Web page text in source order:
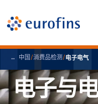
... 中国 /消费品检测 /电子电气
电子与